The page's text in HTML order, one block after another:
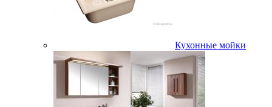
Кухонные мойки